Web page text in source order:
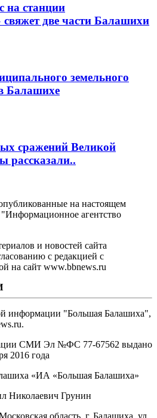
на станции
две части Балашихи
земельного
Балашихе
сражений Великой
рассказали..
на настоящем
агентство
и новостей сайта
с редакцией с
на сайт www.bbnews.ru
информации "Большая Балашиха",
СМИ Эл №ФС ‎77-67562 выдано
2016 года
«ИА «Большая Балашиха»
Николаевич Грунин